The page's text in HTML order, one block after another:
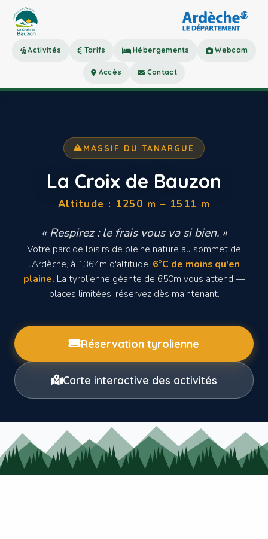
Activités Tarifs Hébergements Webcam
Accès Contact
MASSIF DU TANARGUE
La Croix de Bauzon
Altitude : 1250 m – 1511 m
« Respirez : le frais vous va si bien. »
Votre parc de loisirs de pleine nature au sommet de
l'Ardèche, à 1364m d'altitude. 6°C de moins qu'en
plaine. La tyrolienne géante de 650m vous attend —
places limitées, réservez dès maintenant.
Réservation tyrolienne
Carte interactive des activités